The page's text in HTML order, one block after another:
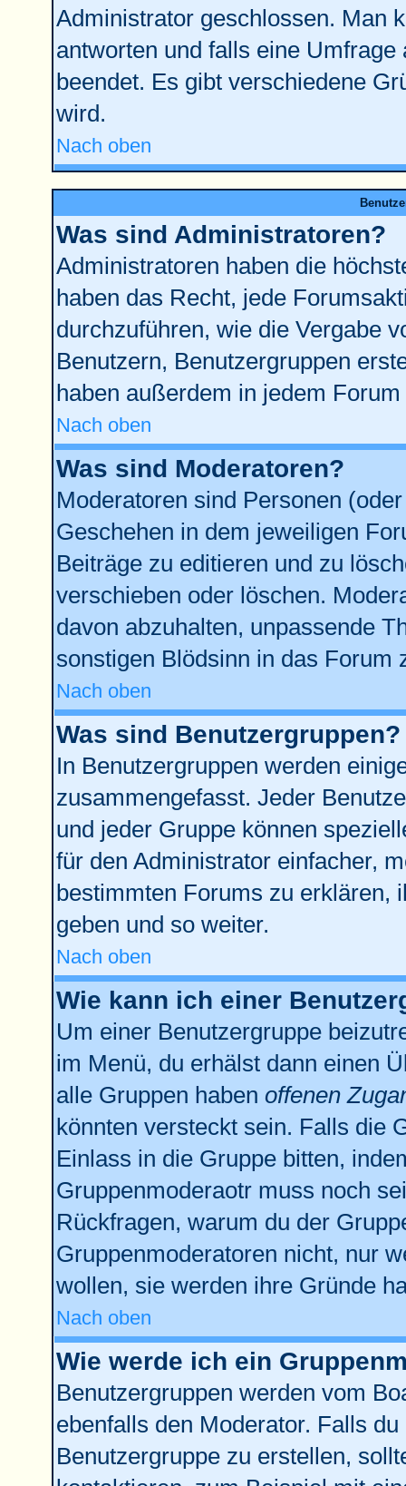
Administrator geschlossen. Man
antworten und falls eine
beendet. Es gibt verschiedene
wird.
Nach oben
Was sind Administratoren?
Administratoren haben die
haben das Recht, jede
durchzuführen, wie die Vergabe
Benutzern, Benutzergruppen
haben außerdem in jedem
Nach oben
Was sind Moderatoren?
Moderatoren sind Personen
Geschehen in dem jeweiligen
Beiträge zu editieren und zu
verschieben oder löschen.
davon abzuhalten, unpassende
sonstigen Blödsinn in das Forum
Nach oben
Was sind Benutzergruppen?
In Benutzergruppen werden
zusammengefasst. Jeder
und jeder Gruppe können
für den Administrator einfacher,
bestimmten Forums zu erklären,
geben und so weiter.
Nach oben
Wie kann ich einer
Um einer Benutzergruppe
im Menü, du erhälst dann einen
alle Gruppen haben offenen
könnten versteckt sein. Falls die
Einlass in die Gruppe bitten,
Gruppenmoderaotr muss noch
Rückfragen, warum du der
Gruppenmoderatoren nicht, nur
wollen, sie werden ihre Gründe
Nach oben
Wie werde ich ein
Benutzergruppen werden vom
ebenfalls den Moderator. Falls
Benutzergruppe zu erstellen,